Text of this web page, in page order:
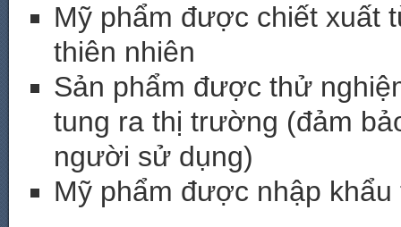
Mỹ phẩm được chiết xuất
thiên nhiên
Sản phẩm được thử
tung ra thị trường (đảm
người sử dụng)
Mỹ phẩm được nhập